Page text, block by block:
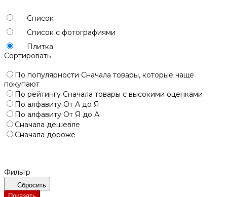
Список
Список с фотографиями
Плитка
Сортировать
По популярности Сначала товары, которые чаще
покупают
По рейтингу Сначала товары с высокими оценками
По алфавиту От А до Я
По алфавиту От Я до А
Сначала дешевле
Сначала дороже
Фильтр
Сбросить
Показать